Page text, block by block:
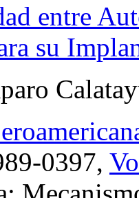
entre
su
0397,